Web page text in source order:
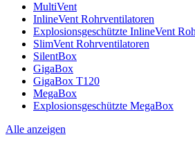
MultiVent
InlineVent Rohrventilatoren
Explosionsgeschützte InlineVent
SlimVent Rohrventilatoren
SilentBox
GigaBox
GigaBox T120
MegaBox
Explosionsgeschützte MegaBox
Alle anzeigen